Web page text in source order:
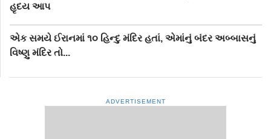
હૃદય આપ
એક સમયે ઈરાનમાં ૧૦ હિન્દુ મંદિર હતાં, એમાંનું બંદર અબ્બાસનું
વિષ્ણુ મંદિર તો...
ADVERTISEMENT